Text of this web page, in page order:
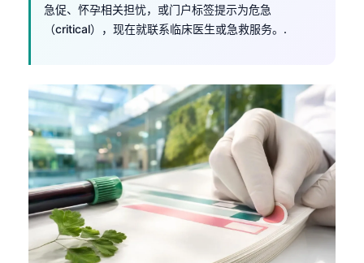
急促、怀孕相关担忧，或门户标签提示为危急
（critical），现在就联系临床医生或急救服务。.